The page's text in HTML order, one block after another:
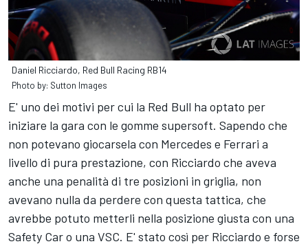
Daniel Ricciardo, Red Bull Racing RB14
Photo by: Sutton Images
E' uno dei motivi per cui la Red Bull ha optato per
iniziare la gara con le gomme supersoft. Sapendo che
non potevano giocarsela con Mercedes e Ferrari a
livello di pura prestazione, con Ricciardo che aveva
anche una penalità di tre posizioni in griglia, non
avevano nulla da perdere con questa tattica, che
avrebbe potuto metterli nella posizione giusta con una
Safety Car o una VSC. E' stato così per Ricciardo e forse